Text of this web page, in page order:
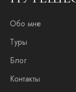
Обо мне
Туры
Блог
Контакты